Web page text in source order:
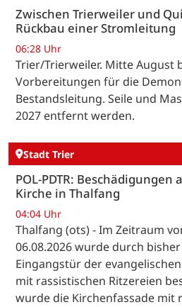
Zwischen Trierweiler und
Rückbau einer Stromleitung
06:28 Uhr
Trier/Trierweiler. Mitte August
Vorbereitungen für die
Bestandsleitung. Seile und
2027 entfernt werden.
Stadt Trier
POL-PDTR:
Kirche in Thalfang
04:04 Uhr
Thalfang (ots) - Im Zeitraum
06.08.2026 wurde durch
Eingangstür der
mit rassistischen Ritzereien
wurde die Kirchenfassade mit